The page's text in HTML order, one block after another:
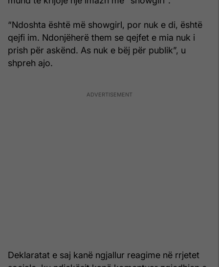
“Ndoshta është më showgirl, por nuk e di, është
qejfi im. Ndonjëherë them se qejfet e mia nuk i
prish për askënd. As nuk e bëj për publik”, u
shpreh ajo.
Deklaratat e saj kanë ngjallur reagime në rrjetet